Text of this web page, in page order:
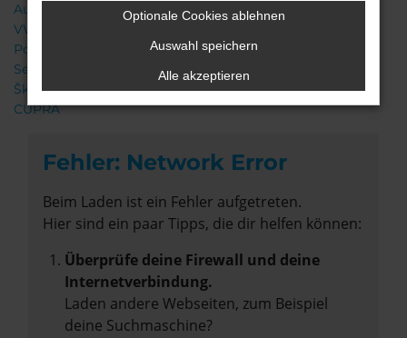
Audi
VW
Porsche
Seat
Škoda
CUPRA
Fehler: Network Error
Beim Laden ist ein Fehler aufgetreten.
Hier sind ein paar Tipps, die dir helfen können:
Überprüfe deine Firewall und deine
Internetverbindung.
Laden andere Webseiten, zum Beispiel
deine Suchmaschine?
Optionale Cookies ablehnen
Auswahl speichern
Alle akzeptieren